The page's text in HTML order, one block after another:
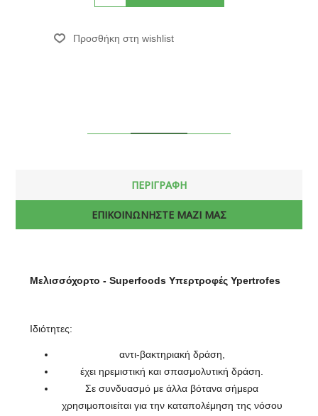
ΠΕΡΙΓΡΑΦΗ
ΕΠΙΚΟΙΝΩΝΗΣΤΕ ΜΑΖΙ ΜΑΣ
Μελισσόχορτο - Superfoods Υπερτροφές Ypertrofes
Ιδιότητες:
αντι-βακτηριακή δράση,
έχει ηρεμιστική και σπασμολυτική δράση.
Σε συνδυασμό με άλλα βότανα σήμερα
χρησιμοποιείται για την καταπολέμηση της νόσου